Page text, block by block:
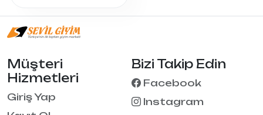
Müşteri
Hizmetleri
Giriş Yap
Bizi Takip Edin
Facebook
Instagram